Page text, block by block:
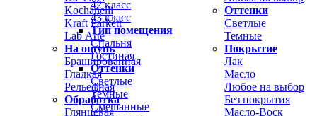
Kochanelli
Kraft Parkett
Lab Arte
На ощупь
Брашированная
Гладкая
Рельефная
Обработка
Глянцевая
Оттенки
Светлые
Темные
Покрытие
Лак
Масло
Любое на выбор
Без покрытия
Масло-Воск
42 класс
43 класс
Тип помещения
Спальня
Гостиная
Оттенки
Светлые
Темные
Смешанные